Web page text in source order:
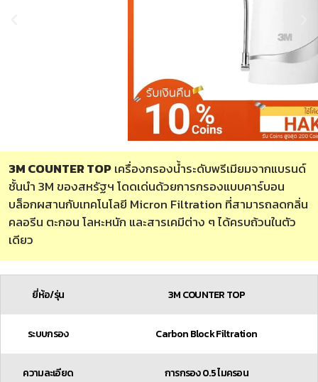
3M COUNTER TOPเครื่องกรองน้ำระดับพรีเมียมจากแบรนด์
ชั้นนำ 3M ของสหรัฐฯ โดดเด่นด้วยการกรองแบบคาร์บอน
บล็อกผสานกับเทคโนโลยี Micron Filtration ที่สามารถลดกลิ่น
คลอรีน ตะกอน โลหะหนัก และสารเคมีต่าง ๆ ได้ครบถ้วนในตัว
เดียว
ยี่ห้อ/รุ่น 3M COUNTER TOP
ระบบกรอง Carbon Block Filtration
ความละเอียด การกรอง 0.5 ไมครอน